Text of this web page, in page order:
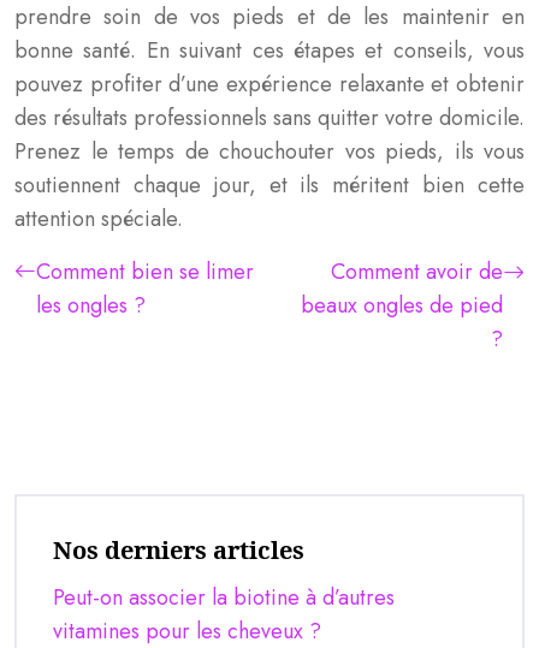
prendre soin de vos pieds et de les maintenir en
bonne santé. En suivant ces étapes et conseils, vous
pouvez profiter d’une expérience relaxante et obtenir
des résultats professionnels sans quitter votre domicile.
Prenez le temps de chouchouter vos pieds, ils vous
soutiennent chaque jour, et ils méritent bien cette
attention spéciale.
Comment bien se limer
les ongles ?
Comment avoir de
beaux ongles de pied
?
Nos derniers articles
Peut-on associer la biotine à d’autres
vitamines pour les cheveux ?